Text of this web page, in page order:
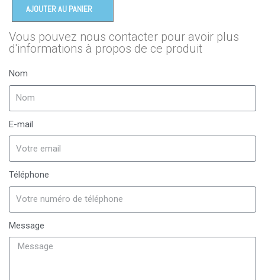
AJOUTER AU PANIER
Vous pouvez nous contacter pour avoir plus
d'informations à propos de ce produit
Nom
E-mail
Téléphone
Message